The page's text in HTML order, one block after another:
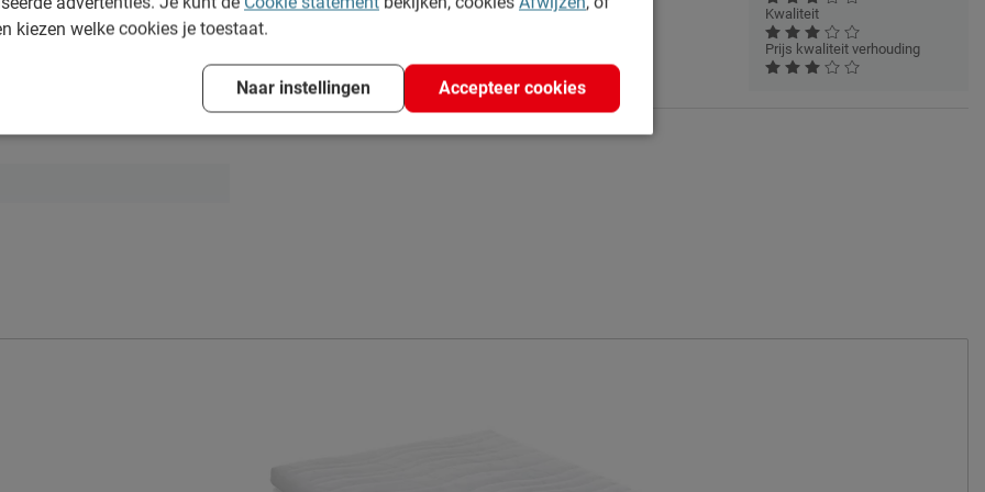
Ligt oké voelt in het begin wel wat koud aan
Kwaliteit
Prijs kwaliteit verhouding
kiezen welke cookies je toestaat.
Naar instellingen Accepteer cookies